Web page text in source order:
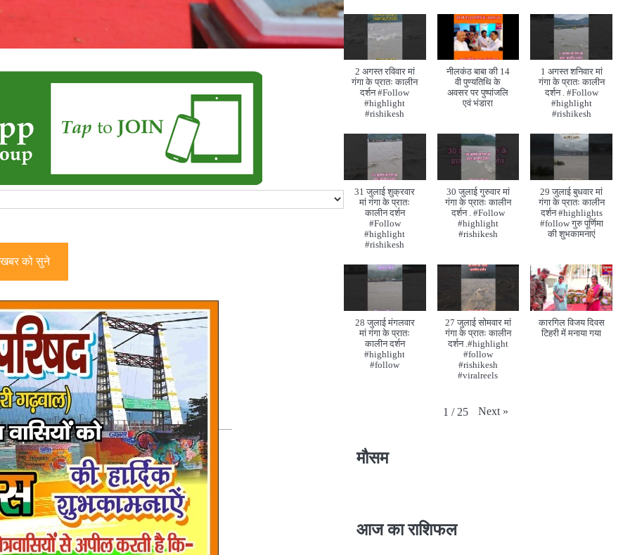
को सुने
2 अगस्त रविवार मां
गंगा के प्रातः कालीन
दर्शन #Follow
#highlight
#rishikesh
नीलकंठ बाबा की 14
वी पुण्यतिथि के
अवसर पर पुष्पांजलि
एवं भंडारा
1 अगस्त शनिवार मां
गंगा के प्रातः कालीन
दर्शन . #Follow
#highlight
#rishikesh
31 जुलाई शुक्रवार
मां गंगा के प्रातः
कालीन दर्शन
#Follow
#highlight
#rishikesh
30 जुलाई गुरुवार मां
गंगा के प्रातः कालीन
दर्शन . #Follow
#highlight
#rishikesh
29 जुलाई बुधवार मां
गंगा के प्रातः कालीन
दर्शन #highlights
#follow गुरु पूर्णिमा
की शुभकामनाएं
28 जुलाई मंगलवार
मां गंगा के प्रातः
कालीन दर्शन
#highlight
#follow
27 जुलाई सोमवार मां
गंगा के प्रातः कालीन
दर्शन .#highlight
#follow
#rishikesh
#viralreels
कारगिल विजय दिवस
टिहरी में मनाया गया
1 / 25 Next »
मौसम
आज का राशिफल